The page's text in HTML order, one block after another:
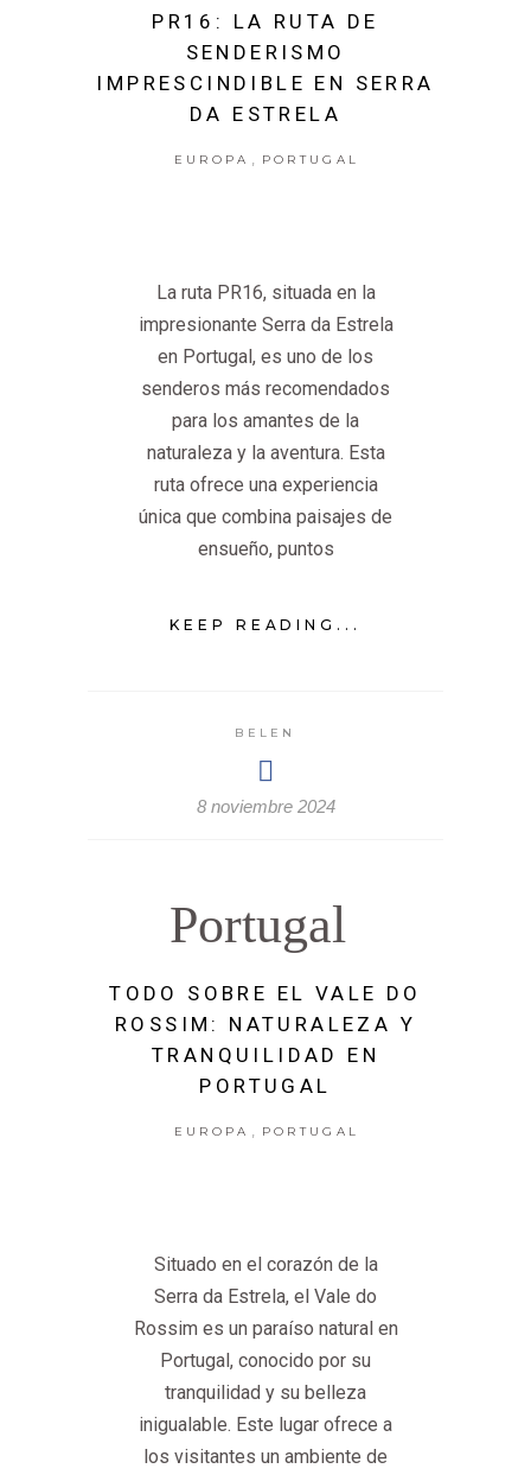
PR16: LA RUTA DE
SENDERISMO
IMPRESCINDIBLE EN SERRA
DA ESTRELA
EUROPA , PORTUGAL
La ruta PR16, situada en la
impresionante Serra da Estrela
en Portugal, es uno de los
senderos más recomendados
para los amantes de la
naturaleza y la aventura. Esta
ruta ofrece una experiencia
única que combina paisajes de
ensueño, puntos
KEEP READING...
BELEN
8 noviembre 2024
Portugal
TODO SOBRE EL VALE DO
ROSSIM: NATURALEZA Y
TRANQUILIDAD EN
PORTUGAL
EUROPA PORTUGAL
Situado en el corazón de la
Serra da Estrela, el Vale do
Rossim es un paraíso natural en
Portugal, conocido por su
tranquilidad y su belleza
inigualable. Este lugar ofrece a
los visitantes un ambiente de